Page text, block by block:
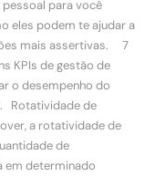
para você
eles podem te ajudar a
mais assertivas. 7
KPIs de gestão de
o desempenho do
Rotatividade de
a rotatividade de
de
em determinado